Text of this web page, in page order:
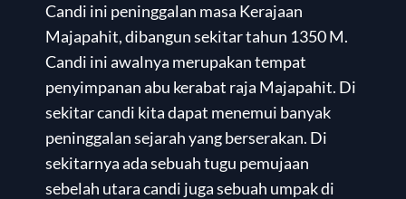
Candi ini peninggalan masa Kerajaan
Majapahit, dibangun sekitar tahun 1350 M.
Candi ini awalnya merupakan tempat
penyimpanan abu kerabat raja Majapahit. Di
sekitar candi kita dapat menemui banyak
peninggalan sejarah yang berserakan. Di
sekitarnya ada sebuah tugu pemujaan
sebelah utara candi juga sebuah umpak di